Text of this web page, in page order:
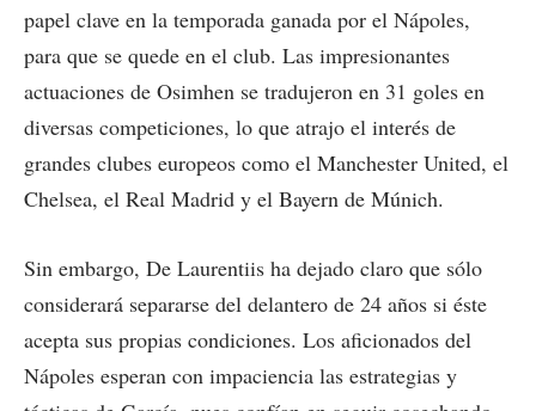
papel clave en la temporada ganada por el Nápoles,
para que se quede en el club. Las impresionantes
actuaciones de Osimhen se tradujeron en 31 goles en
diversas competiciones, lo que atrajo el interés de
grandes clubes europeos como el Manchester United, el
Chelsea, el Real Madrid y el Bayern de Múnich.
Sin embargo, De Laurentiis ha dejado claro que sólo
considerará separarse del delantero de 24 años si éste
acepta sus propias condiciones. Los aficionados del
Nápoles esperan con impaciencia las estrategias y